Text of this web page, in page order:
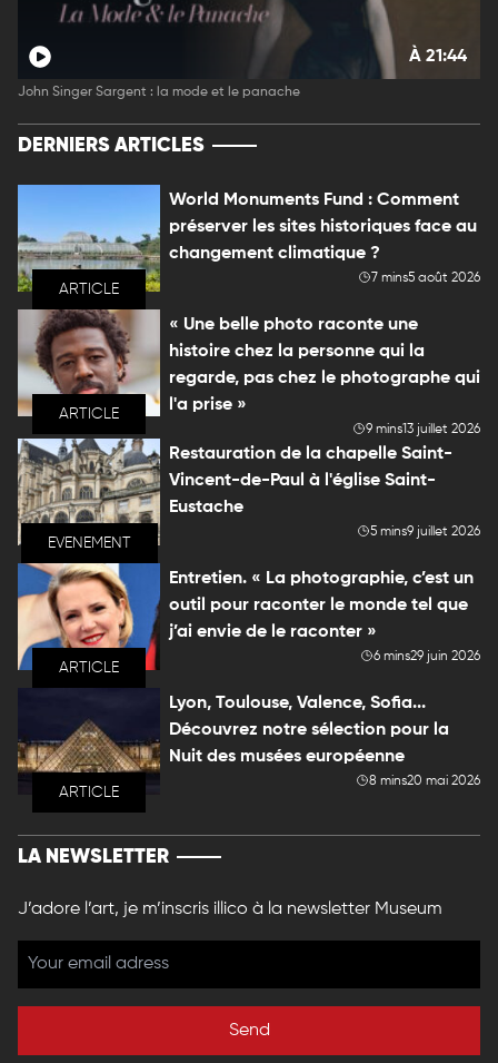
À 21:44
John Singer Sargent : la mode et le panache
DERNIERS ARTICLES
ARTICLE
World Monuments Fund : Comment
préserver les sites historiques face au
changement climatique ?
7 mins5 août 2026
ARTICLE
« Une belle photo raconte une
histoire chez la personne qui la
regarde, pas chez le photographe qui
l'a prise »
9 mins13 juillet 2026
EVENEMENT
Restauration de la chapelle Saint-
Vincent-de-Paul à l'église Saint-
Eustache
5 mins9 juillet 2026
ARTICLE
Entretien. « La photographie, c’est un
outil pour raconter le monde tel que
j’ai envie de le raconter »
6 mins29 juin 2026
ARTICLE
Lyon, Toulouse, Valence, Sofia...
Découvrez notre sélection pour la
Nuit des musées européenne
8 mins20 mai 2026
LA NEWSLETTER
J’adore l’art, je m’inscris illico à la newsletter Museum
Send